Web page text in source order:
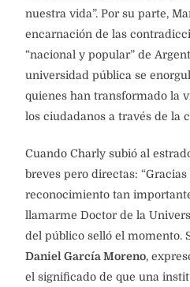
nuestra vida”. Por su parte,
encarnación de las
“nacional y popular” de
universidad pública se
quienes han transformado la
los ciudadanos a través de la
Cuando Charly subió al
breves pero directas:
reconocimiento tan
llamarme Doctor de la
del público selló el momento.
Daniel García Moreno,
el significado de que una